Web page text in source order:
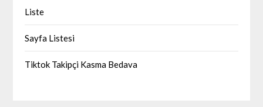
Liste
Sayfa Listesi
Tiktok Takipçi Kasma Bedava